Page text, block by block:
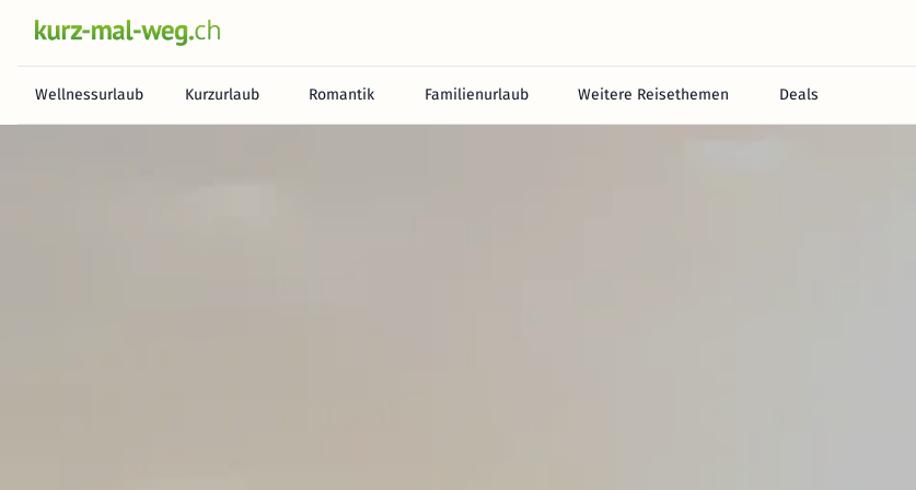
Wellnessurlaub Kurzurlaub Romantik Familienurlaub Weitere Reisethemen Deals